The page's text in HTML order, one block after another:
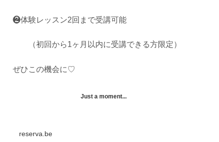
❷体験レッスン2回まで受講可能
（初回から1ヶ月以内に受講できる方限定）
ぜひこの機会に♡
Just a moment...
reserva.be